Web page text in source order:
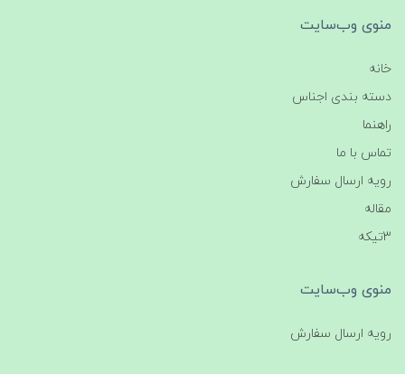
منوی وب‌سایت
خانه
دسته بندی اجناس
راهنما
تماس با ما
رویه ارسال سفارش
مقاله
3تیکه
منوی وب‌سایت
رویه ارسال سفارش